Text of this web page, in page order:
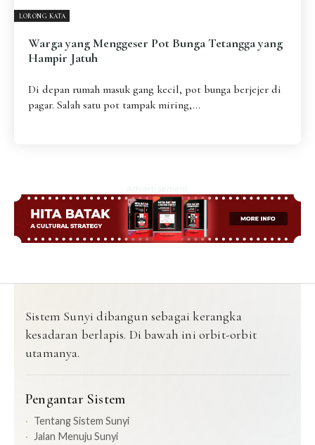
EXTREME DISTORTION
LORONG KATA
Warga yang Menggeser Pot Bunga Tetangga yang
Hampir Jatuh
Di depan rumah masuk gang kecil, pot bunga berjejer di
pagar. Salah satu pot tampak miring,...
Advertisement
Sistem Sunyi dibangun sebagai kerangka
kesadaran berlapis. Di bawah ini orbit-orbit
utamanya.
Pengantar Sistem
Tentang Sistem Sunyi
Jalan Menuju Sunyi